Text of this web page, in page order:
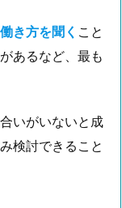
き方を聞く こと
あるなど、最も
いがいないと成
検討できること